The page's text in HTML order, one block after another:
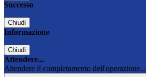
Successo
Chiudi
Informazione
Chiudi
Attendere...
Attendere il completamento dell'operazione...